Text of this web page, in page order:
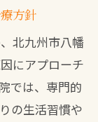
方針
北九州市八幡
にアプローチ
では、専門的
の生活習慣や